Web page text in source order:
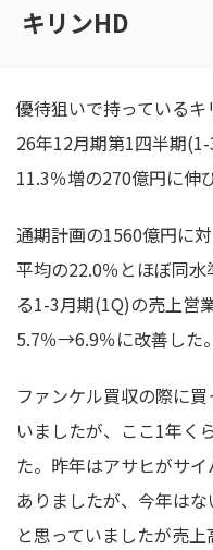
キリンHD
優待狙いで持っているキ
26年12月期第1四半期
11.3％増の270億円に伸
通期計画の1560億円に
平均の22.0％とほぼ同
る1-3月期(1Q)の売上営
5.7％→6.9％に改善した。
ファンケル買収の際に
いましたが、ここ1年く
た。昨年はアサヒがサ
ありましたが、今年は
と思っていましたが売